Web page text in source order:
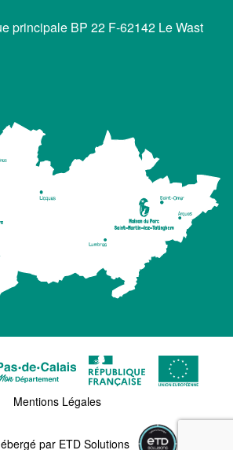
principale BP 22 F-62142 Le Wast
Mentions Légales
par ETD Solutionsl'agence web de